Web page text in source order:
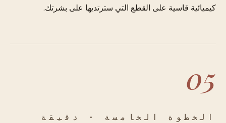
كيميائية قاسية على القطع التي سترتديها على بشرتك.
05
الخطوة الخامسة · دقيقة